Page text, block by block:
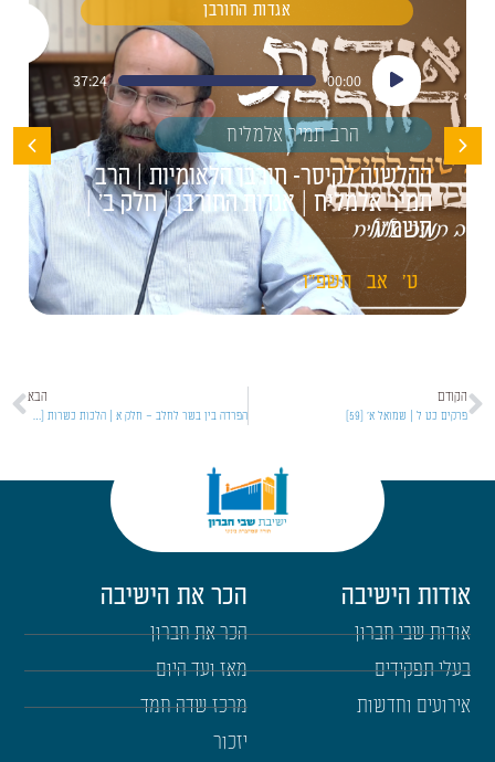
אגדות החורבן
נגן
אודיו
00:00
37:24
הרב תמיר אלמליח
ההלשנה לקיסר- חורבן הלאומיות | הרב
תמיר אלמליח | אגדות החורבן | חלק ב' |
תשפ"ו
ט' אב תשפ"ו
הקודם
פרקים כט ל | שמואל א' [59]
הבא
הפרדה בין בשר לחלב – חלק א | הלכות כשרות [תשפ'א] [1]
אודות הישיבה
אודות שבי חברון
בעלי תפקידים
אירועים וחדשות
הכר את הישיבה
הכר את חברון
מאז ועד היום
מרכז שדה חמד
יזכור